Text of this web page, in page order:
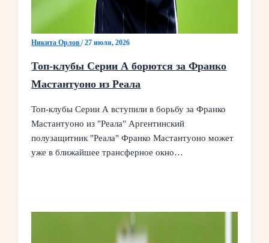
Никита Орлов/27 июля, 2026
Топ-клубы Серии А борются за Франко
Мастантуоно из Реала
Топ-клубы Серии А вступили в борьбу за Франко
Мастантуоно из "Реала" Аргентинский
полузащитник "Реала" Франко Мастантуоно может
уже в ближайшее трансферное окно…